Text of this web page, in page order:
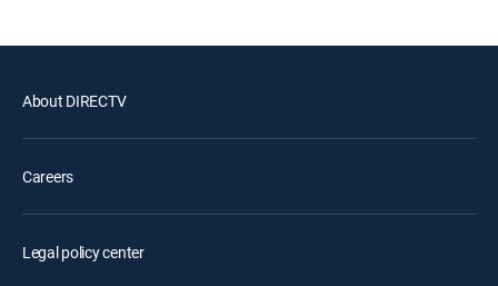
About DIRECTV
Careers
Legal policy center